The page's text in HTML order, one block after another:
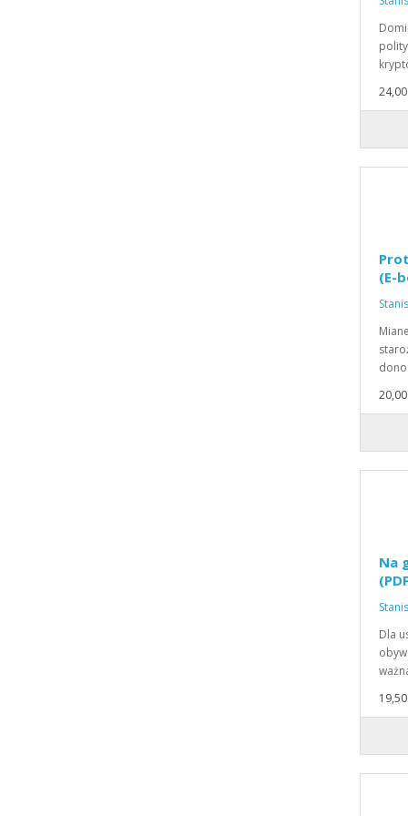
24,00
(E-
20,00
Na
Dla
19,50